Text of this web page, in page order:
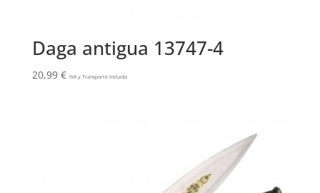
Daga antigua 13747-4
20,99 € IVA y Transporte Incluido